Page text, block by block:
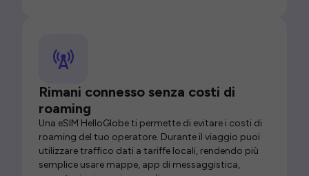
Rimani connesso senza costi di
roaming
Una eSIM HelloGlobe ti permette di evitare i costi di
roaming del tuo operatore. Durante il viaggio puoi
utilizzare traffico dati a tariffe locali, rendendo più
semplice usare mappe, app di messaggistica,